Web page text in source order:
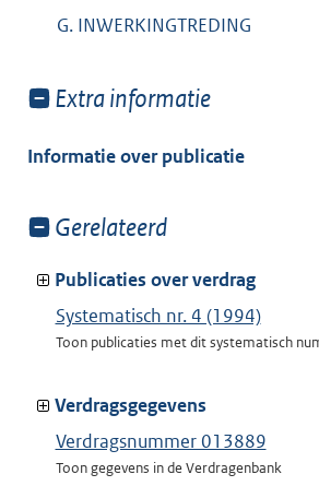
G. INWERKINGTREDING
Toon
van:
Extra informatie
Informatie over publicatie
Toon
van:
Gerelateerd
Publicaties over verdrag
Systematisch nr. 4 (1994)
Toon publicaties met dit systematisch
Verdragsgegevens
Verdragsnummer 013889
Toon gegevens in de Verdragenbank